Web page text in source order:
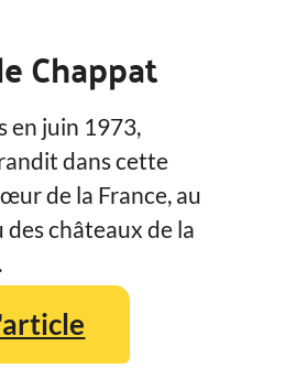
Chappat
en juin 1973,
dans cette
de la France, au
des châteaux de la